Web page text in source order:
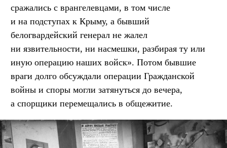
сражались с врангелевцами, в том числе
и на подступах к Крыму, а бывший
белогвардейский генерал не жалел
ни язвительности, ни насмешки, разбирая ту или
иную операцию наших войск». Потом бывшие
враги долго обсуждали операции Гражданской
войны и споры могли затянуться до вечера,
а спорщики перемещались в общежитие.